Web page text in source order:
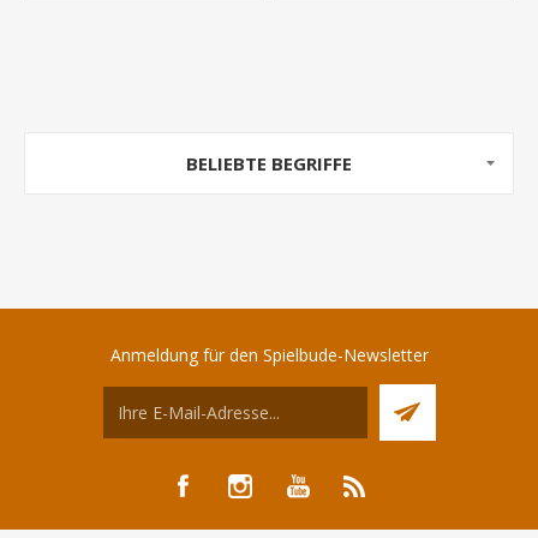
BELIEBTE BEGRIFFE
Anmeldung für den Spielbude-Newsletter